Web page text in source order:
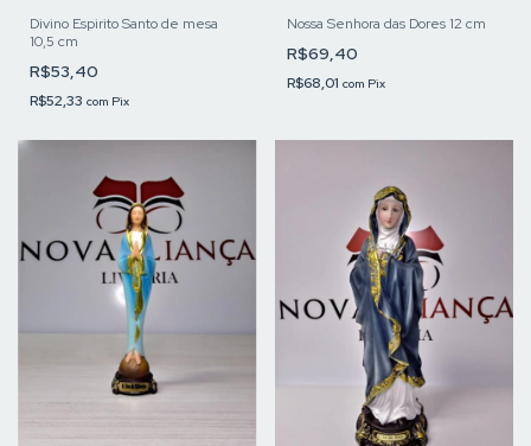
Divino Espirito Santo de mesa
10,5 cm
R$53,40
R$52,33 com Pix
Nossa Senhora das Dores 12 cm
R$69,40
R$68,01 com Pix